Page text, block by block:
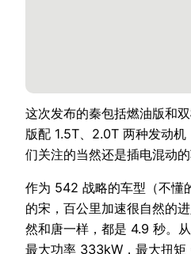
这次发布的秦包括燃油版和
版配 1.5T、2.0T 两种发动
们关注的当然还是插电混动的
作为 542 战略的车型（不懂
的宋，百公里加速很自然的
然和唐一样，都是 4.9 秒。
最大功率 333kW，最大扭